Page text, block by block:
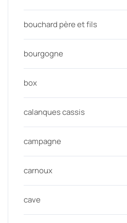
bouchard père et fils
bourgogne
box
calanques cassis
campagne
carnoux
cave